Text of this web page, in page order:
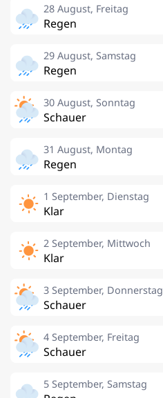
28 August, Freitag
Regen
29 August, Samstag
Regen
30 August, Sonntag
Schauer
31 August, Montag
Regen
1 September, Dienstag
Klar
2 September, Mittwoch
Klar
3 September, Donnerstag
Schauer
4 September, Freitag
Schauer
5 September, Samstag